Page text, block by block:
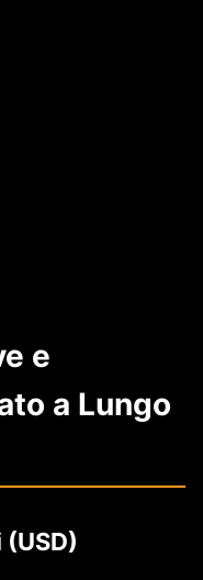
e
a Lungo